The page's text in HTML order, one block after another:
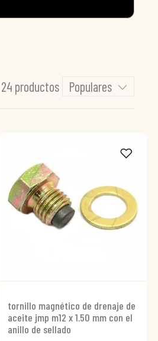
24 productos Populares
tornillo magnético de drenaje de
aceite jmp m12 x 1.50 mm con el
anillo de sellado